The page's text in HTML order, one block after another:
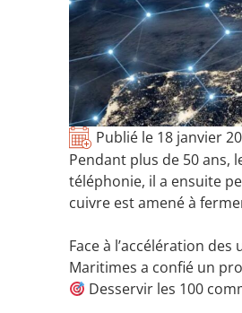
Publié le 18 janvier
Pendant plus de 50 ans,
téléphonie, il a ensuite
cuivre est amené à
Face à l’accélération
Maritimes a confié un
Desservir les 100